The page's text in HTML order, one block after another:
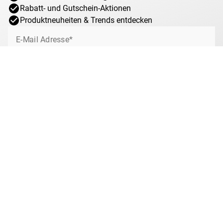
Rabatt- und Gutschein-Aktionen
Produktneuheiten & Trends entdecken
E-Mail Adresse*